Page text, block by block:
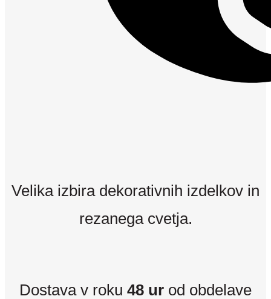
Velika izbira dekorativnih izdelkov in
rezanega cvetja.
Dostava v roku 48 ur od obdelave